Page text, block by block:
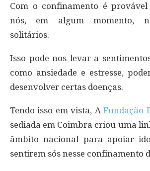
Com o confinamento é
nós, em algum momento,
solitários.
Isso pode nos levar a
como ansiedade e estresse,
desenvolver certas doenças.
Tendo isso em vista, AFundação
sediada em Coimbra criou uma
âmbito nacional para apoiar
sentirem sós nesse confinamento